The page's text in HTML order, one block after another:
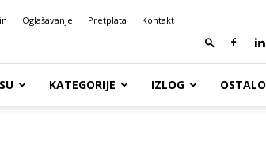
Oglašavanje Pretplata Kontakt
KATEGORIJE IZLOG OSTALO